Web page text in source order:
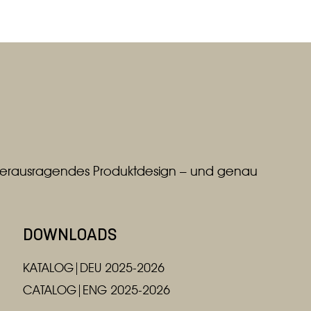
Produktdesign – und genau
DOWNLOADS
KATALOG|DEU 2025-2026
CATALOG|ENG 2025-2026